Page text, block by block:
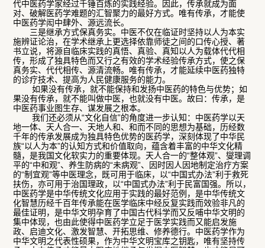
代中医药学家经过千锤百炼的实践经验。因此，传承就成为面
对、破解医药学难题的汇智聚力的最好方式。唯有传承，才能使
中医药学闳中肆外、源远流长。
三是继承方式保真务实。中医不仅在临证时坚持以人为本实
施辨证论治，在学术继承上更选择依靠师徒之间的口传心授、著
书立说，将源自临床实践的真悟、真验、真知以人为载体代代相
传，形成了独具特色而又行之有效的学术经验传承方式，使之保
真务实、代代相传、源清流畅。唯有传承，才能延续中医药独特
的诊疗技术、提高为人民健康服务的能力。
如果没有传承，就不能保持和发扬中医药的特色与优势；如
果没有传承，就不能叫做中医，也就没有中医。故曰：传承，是
中医药事业图生存、谋发展之根本。
我们还必须从“文化自信”的角度进一步认知：中医药学以天
地一体、天人合一、天地人和、和而不同的思想为基础，历经数
千年的传承发展成为独具特色优势的医药学，深刻体现了中华民
族“以人为本”的认知方式和价值取向，蕴含着丰富的中华文化精
髓，是我国文化软实力的重要体现。天人合一的“整体观”、燮理调
平的“中和观”、养生防病的“未病观”、因时因人因地制定治疗方案
的“制宜观”等中医理念，既可用于临床，以“中国式办法”利于救死
扶伤，亦可用于治国理政，以“中国式办法”利于民富国强。所以，
中医药学是中华传统文化应用于实践的最好范例，是中华传统文
化智慧历经千百年传承能在医学临床中经反复实践而效验非凡的
最佳证明，是中华文明孕育了中国古代科学而又反哺中华文明的
集中体现，也由此使得中医药学立足于医学实践而又能启发施
政、启迪文化、激发智慧、开拓思维、修养德行。中医药学作为
中华文明之代表性硕果，作为中华文明宝库之钥匙，唯有坚持传